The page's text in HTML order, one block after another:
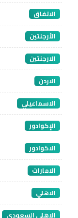
الاتفاق
الأرجنتين
الارجنتين
الاردن
الاسماعيلي
الإكوادور
الاكوادور
الامارات
الاهلي
الاهلي السعودي